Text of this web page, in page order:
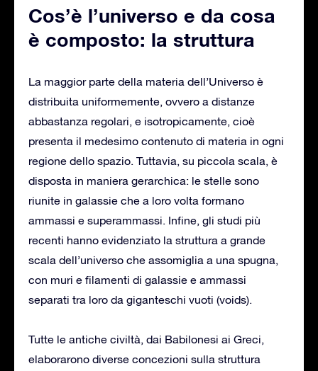
Cos’è l’universo e da cosa
è composto: la struttura
La maggior parte della materia dell’Universo è
distribuita uniformemente, ovvero a distanze
abbastanza regolari, e isotropicamente, cioè
presenta il medesimo contenuto di materia in ogni
regione dello spazio. Tuttavia, su piccola scala, è
disposta in maniera gerarchica: le stelle sono
riunite in galassie che a loro volta formano
ammassi e superammassi. Infine, gli studi più
recenti hanno evidenziato la struttura a grande
scala dell’universo che assomiglia a una spugna,
con muri e filamenti di galassie e ammassi
separati tra loro da giganteschi vuoti (voids).
Tutte le antiche civiltà, dai Babilonesi ai Greci,
elaborarono diverse concezioni sulla struttura